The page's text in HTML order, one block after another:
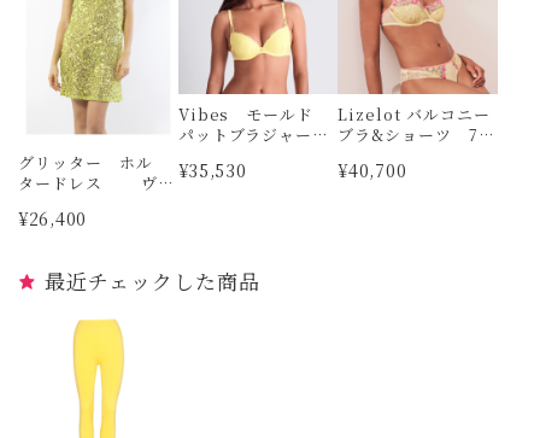
グリッター ホル
タードレス ヴェ
¥26,400
Vibes モールド
パットブラジャー
¥35,530
Lizelot バルコニー
ブラ&ショーツ 70
¥40,700
最近チェックした商品